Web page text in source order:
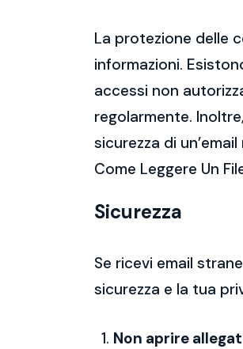
La protezione delle
informazioni.
accessi non
regolarmente.
sicurezza di
Come Leggere Un
Sicurezza
Se ricevi email
sicurezza e la tua
Non aprire